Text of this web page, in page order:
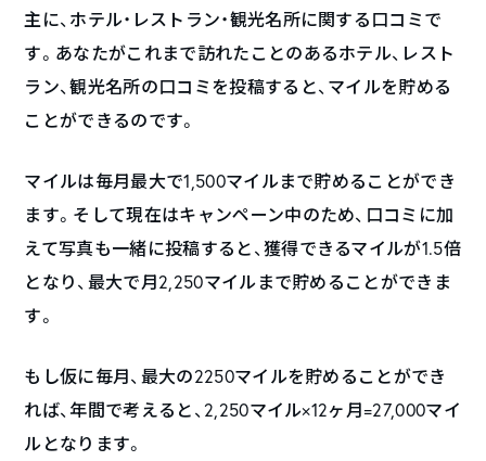
主に、ホテル・レストラン・観光名所に関する口コミで
す。あなたがこれまで訪れたことのあるホテル、レスト
ラン、観光名所の口コミを投稿すると、マイルを貯める
ことができるのです。
マイルは毎月最大で1,500マイルまで貯めることができ
ます。そして現在はキャンペーン中のため、口コミに加
えて写真も一緒に投稿すると、獲得できるマイルが1.5倍
となり、最大で月2,250マイルまで貯めることができま
す。
もし仮に毎月、最大の2250マイルを貯めることができ
れば、年間で考えると、2,250マイル×12ヶ月=27,000マイ
ルとなります。